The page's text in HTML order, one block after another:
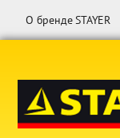
О бренде STAYER